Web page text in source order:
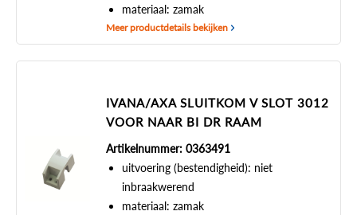
materiaal: zamak
Meer productdetails bekijken
IVANA/AXA SLUITKOM V SLOT 3012
VOOR NAAR BI DR RAAM
Artikelnummer: 0363491
uitvoering (bestendigheid): niet
inbraakwerend
materiaal: zamak